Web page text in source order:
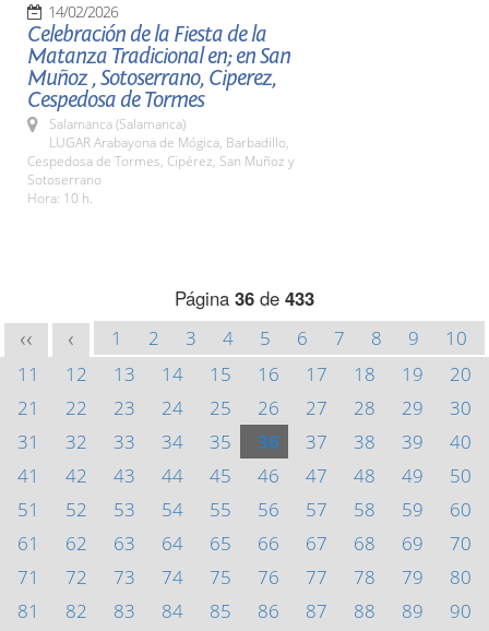
14/02/2026
Celebración de la Fiesta de la
Matanza Tradicional en; en San
Muñoz , Sotoserrano, Ciperez,
Cespedosa de Tormes
Salamanca (Salamanca)
LUGAR Arabayona de Mógica, Barbadillo,
Cespedosa de Tormes, Cipérez, San Muñoz y
Sotoserrano
Hora: 10 h.
Página 36 de 433
<< < 1 2 3 4 5 6 7 8 9
10
11
12 13 14 15 16 17 18 19
20
21
22 23 24 25 26 27 28 29
30
31
32 33 34 35 36 37 38 39
40
41
42 43 44 45 46 47 48 49
50
51
52 53 54 55 56 57 58 59
60
61
62 63 64 65 66 67 68 69
70
71
72 73 74 75 76 77 78 79
80
81
82 83 84 85 86 87 88 89
90